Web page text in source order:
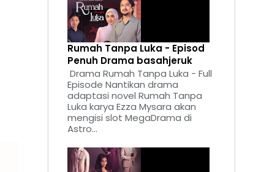
Rumah Tanpa Luka - Episod
Penuh Drama basahjeruk
Drama Rumah Tanpa Luka - Full
Episode Nantikan drama
adaptasi novel Rumah Tanpa
Luka karya Ezza Mysara akan
mengisi slot MegaDrama di
Astro...